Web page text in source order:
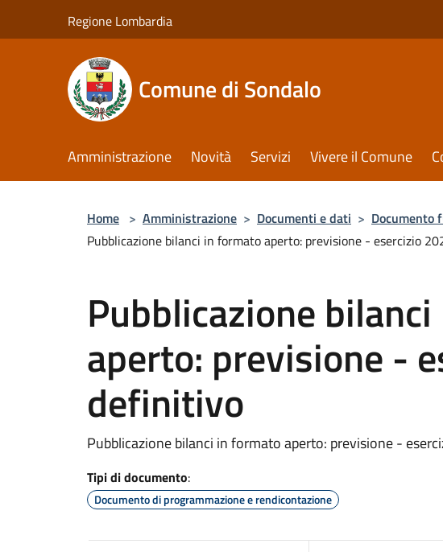
Regione Lombardia
Comune di Sondalo
Amministrazione Novità Servizi Vivere il Comune
Home > Amministrazione > Documenti e dati > Documento
Pubblicazione bilanci in formato aperto: previsione - esercizio
Pubblicazione
aperto: previsione -
definitivo
Pubblicazione bilanci in formato aperto: previsione -
Tipi di documento:
Documento di programmazione e rendicontazione